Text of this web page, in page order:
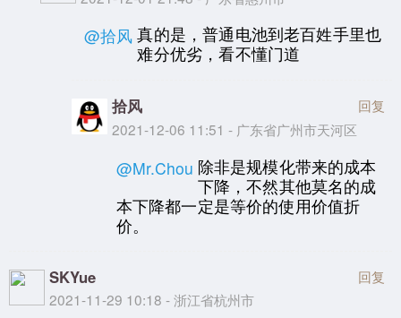
@拾风 真的是，普通电池到老百姓手里也
难分优劣，看不懂门道
拾风
2021-12-06 11:51 - 广东省广州市天河区
回复
@Mr.Chou 除非是规模化带来的成本
下降，不然其他莫名的成
本下降都一定是等价的使用价值折
价。
SKYue
2021-11-29 10:18 - 浙江省杭州市
回复